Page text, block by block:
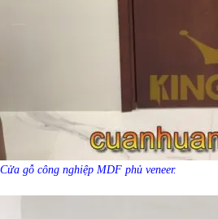
Cửa gỗ công nghiệp MDF phủ veneer.